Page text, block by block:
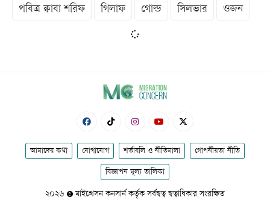
পবিত্র ক্বাবা শরিফ গিলাফ গোল্ড সিলভার ওজন
আমাদের কথা যোগাযোগ শর্তাবলি ও নীতিমালা গোপনীয়তা নীতি
বিজ্ঞাপন মূল্য তালিকা
২০২৬ মাইগ্রেসন কনসার্ন কর্তৃক সর্বস্বত্ব স্বত্বাধিকার সংরক্ষিত